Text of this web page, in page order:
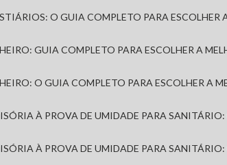
O GUIA COMPLETO PARA ESCOLHER
GUIA COMPLETO PARA ESCOLHER A
O GUIA COMPLETO PARA ESCOLHER A
À PROVA DE UMIDADE PARA
À PROVA DE UMIDADE PARA SANITÁRIO: